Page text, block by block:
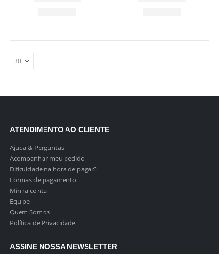
ATENDIMENTO AO CLIENTE
Ajuda & Perguntas
Acompanhar meu pedido
Dificuldade na hora de pagar?
Formas de pagamento
Minha conta
Equipe
Quem Somos
Política de Privacidade
ASSINE NOSSA NEWSLETTER